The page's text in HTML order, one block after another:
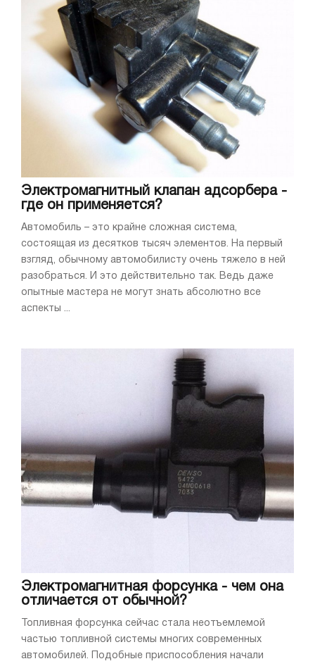
Электромагнитный клапан адсорбера -
где он применяется?
Автомобиль – это крайне сложная система,
состоящая из десятков тысяч элементов. На первый
взгляд, обычному автомобилисту очень тяжело в ней
разобраться. И это действительно так. Ведь даже
опытные мастера не могут знать абсолютно все
аспекты ...
Электромагнитная форсунка - чем она
отличается от обычной?
Топливная форсунка сейчас стала неотъемлемой
частью топливной системы многих современных
автомобилей. Подобные приспособления начали